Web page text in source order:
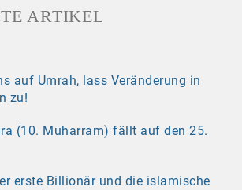
ARTIKEL
auf Umrah, lass Veränderung in
zu!
(10. Muharram) fällt auf den 25.
erste Billionär und die islamische